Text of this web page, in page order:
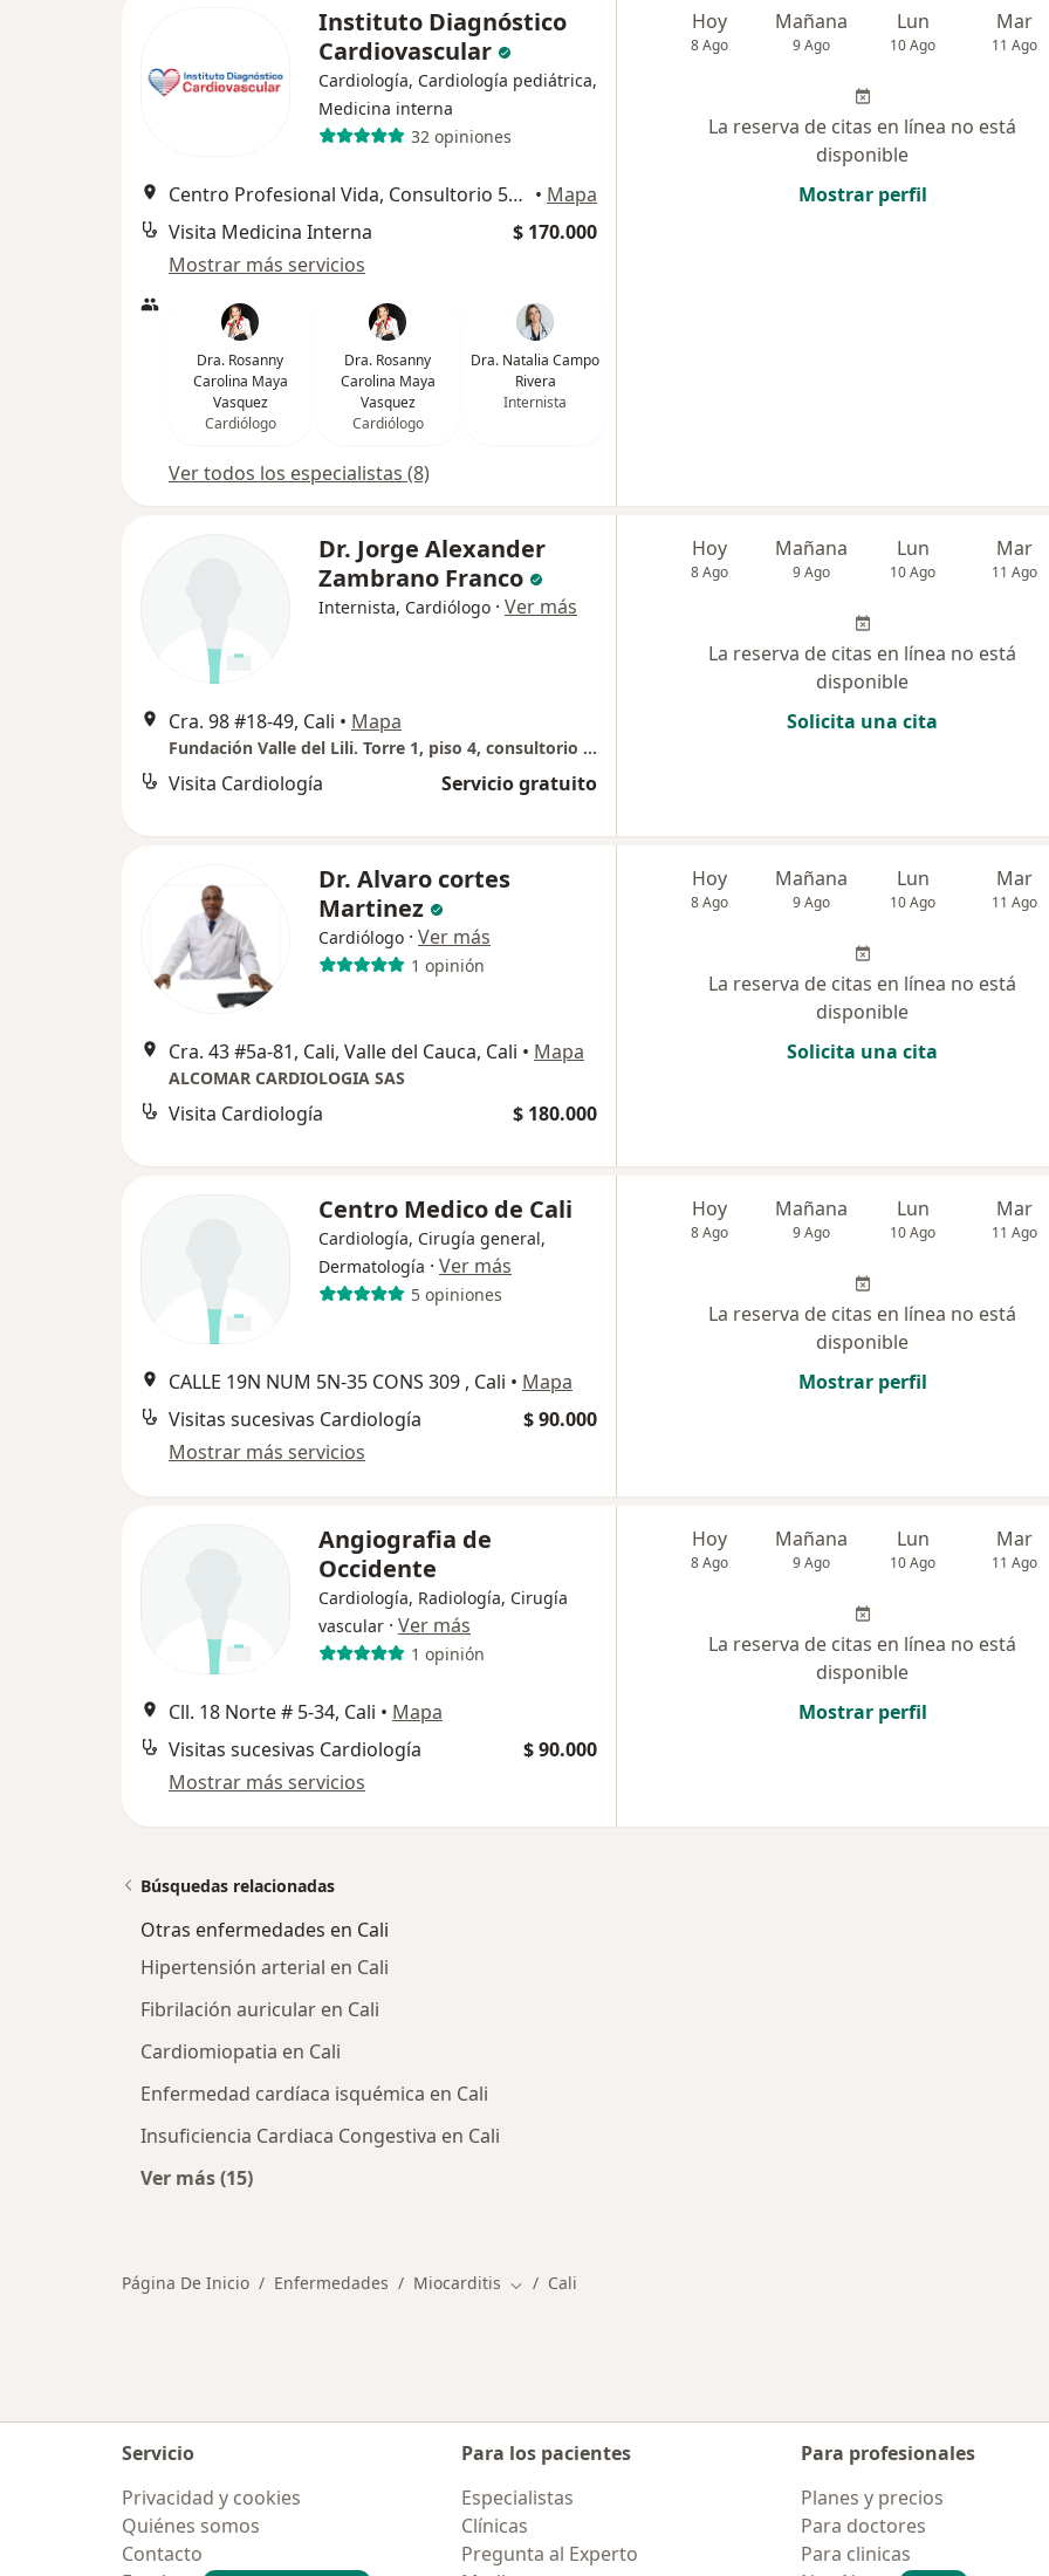
Instituto Diagnóstico
Cardiovascular
Cardiología, Cardiología pediátrica,
Medicina interna
32 opiniones
Centro Profesional Vida, Consultorio 507, Cl. 5d #38A – 35 Torre 2 Piso 5, Cali • Mapa
Visita Medicina Interna
$ 170.000
Mostrar más servicios
Dra. Rosanny
Carolina Maya
Vasquez
Cardiólogo
Dra. Rosanny
Carolina Maya
Vasquez
Cardiólogo
Dra. Natalia Campo
Rivera
Internista
Ver todos los especialistas (8)
Hoy
8 Ago
Mañana
9 Ago
Lun
10 Ago
Mar
11 Ago
La reserva de citas en línea no está
disponible
Mostrar perfil
Dr. Jorge Alexander
Zambrano Franco
Internista, Cardiólogo · Ver más
Cra. 98 #18-49, Cali • Mapa
Fundación Valle del Lili. Torre 1, piso 4, consultorio 412
Visita Cardiología Servicio gratuito
Hoy
8 Ago
Mañana
9 Ago
Lun
10 Ago
Mar
11 Ago
La reserva de citas en línea no está
disponible
Solicita una cita
Dr. Alvaro cortes
Martinez
Cardiólogo · Ver más
1 opinión
Cra. 43 #5a-81, Cali, Valle del Cauca, Cali • Mapa
ALCOMAR CARDIOLOGIA SAS
Visita Cardiología $ 180.000
Hoy
8 Ago
Mañana
9 Ago
Lun
10 Ago
Mar
11 Ago
La reserva de citas en línea no está
disponible
Solicita una cita
Centro Medico de Cali
Cardiología, Cirugía general,
Dermatología · Ver más
5 opiniones
CALLE 19N NUM 5N-35 CONS 309 , Cali • Mapa
Visitas sucesivas Cardiología
$ 90.000
Mostrar más servicios
Hoy
8 Ago
Mañana
9 Ago
Lun
10 Ago
Mar
11 Ago
La reserva de citas en línea no está
disponible
Mostrar perfil
Angiografia de
Occidente
Cardiología, Radiología, Cirugía
vascular · Ver más
1 opinión
Cll. 18 Norte # 5-34, Cali • Mapa
Visitas sucesivas Cardiología
$ 90.000
Mostrar más servicios
Hoy
8 Ago
Mañana
9 Ago
Lun
10 Ago
Mar
11 Ago
La reserva de citas en línea no está
disponible
Mostrar perfil
Búsquedas relacionadas
Otras enfermedades en Cali
Hipertensión arterial en Cali
Fibrilación auricular en Cali
Cardiomiopatia en Cali
Enfermedad cardíaca isquémica en Cali
Insuficiencia Cardiaca Congestiva en Cali
Ver más (15)
Página De Inicio Enfermedades Miocarditis Cambiar de ciudad
Cali
Servicio
Privacidad y cookies
Quiénes somos
Contacto
Para los pacientes
Especialistas
Clínicas
Pregunta al Experto
Para profesionales
Planes y precios
Para doctores
Para clinicas